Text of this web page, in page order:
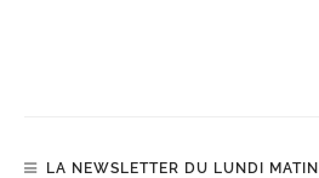
LA NEWSLETTER DU LUNDI MATIN